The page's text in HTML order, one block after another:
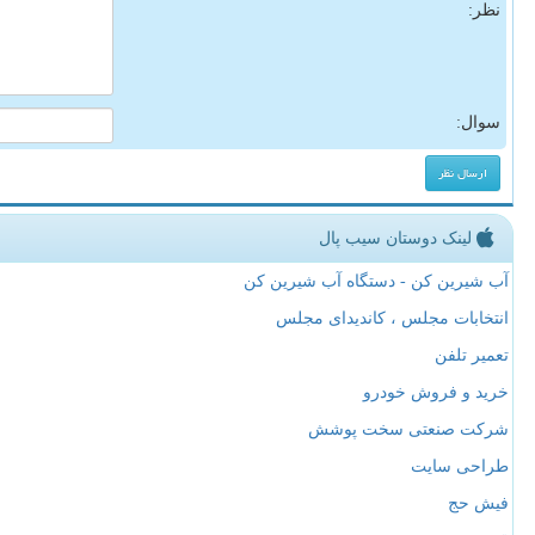
نظر:
سوال:
لینک دوستان سیب پال
آب شیرین کن - دستگاه آب شیرین کن
انتخابات مجلس ، کاندیدای مجلس
تعمیر تلفن
خرید و فروش خودرو
شرکت صنعتی سخت پوشش
طراحی سایت
فیش حج